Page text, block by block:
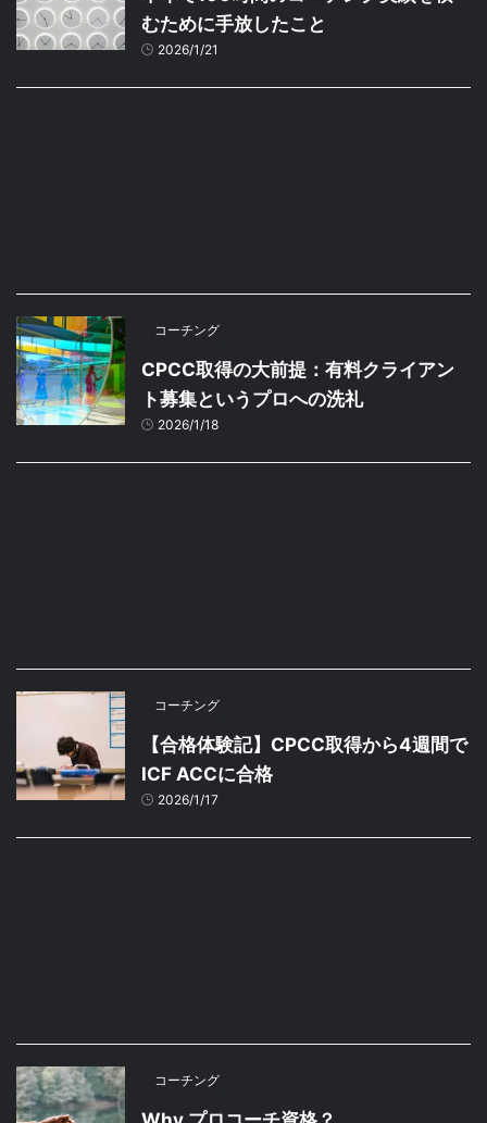
むために手放したこと
2026/1/21
コーチング
CPCC取得の大前提：有料クライアン
ト募集というプロへの洗礼
2026/1/18
コーチング
【合格体験記】CPCC取得から4週間で
ICF ACCに合格
2026/1/17
コーチング